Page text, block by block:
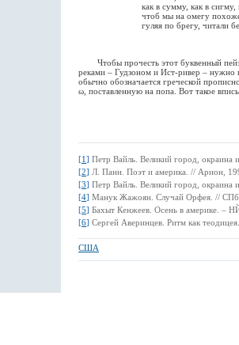
как в сумму, как в сигму,
чтоб мы на омегу
гуляя по брегу, читали
Чтобы прочесть этот буквенный
реками – Гудзоном и Ист-ривер – нужно
обычно обозначается греческой
ω, поставленную на попа. Вот такое
[1] Петр Вайль. Великий город,
[2] Л. Панн. Поэт и америка. // Арион,
[3] Петр Вайль. Великий город,
[4] Манук Жажоян. Случай Орфея. //
[5] Бахыт Кенжеев. Осень в америке. –
[6] Сергей Аверинцев. Ритм как
США